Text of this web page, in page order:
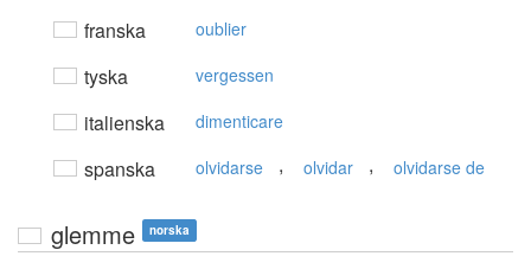
franska oublier
tyska vergessen
italienska dimenticare
spanska olvidarse , olvidar , olvidarse de
glemme norska